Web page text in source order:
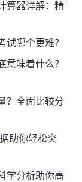
算器详解：精
试哪个更难？
意味着什么？
？全面比较分
助你轻松突
学分析助你高